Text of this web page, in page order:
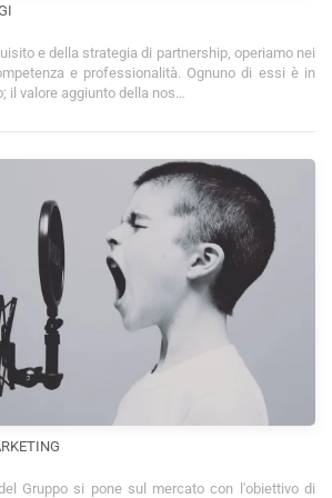
e della strategia di partnership, operiamo nei
e professionalità. Ognuno di essi è in
il valore aggiunto della nos…
Gruppo si pone sul mercato con l'obiettivo di